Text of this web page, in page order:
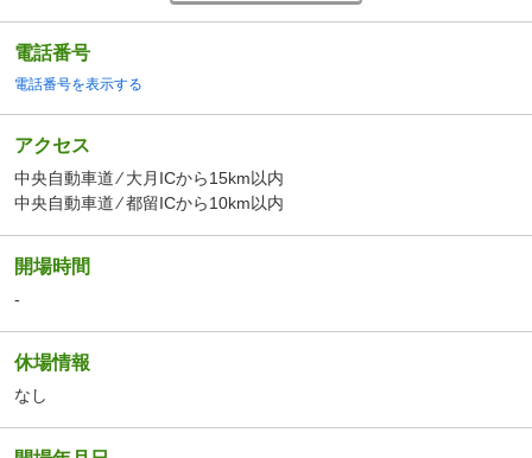
電話番号
電話番号を表示する
アクセス
中央自動車道 ⁄ 大月ICから15km以内
中央自動車道 ⁄ 都留ICから10km以内
開場時間
-
休場情報
なし